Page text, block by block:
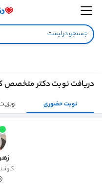
دریافت نوبت دکتر متخصص
نوبت حضوری